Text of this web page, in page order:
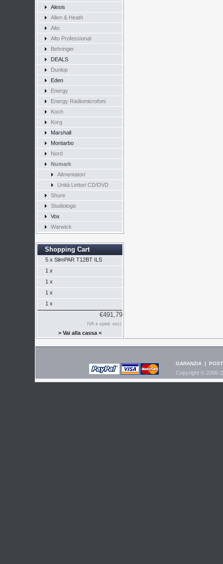
Alesis
Allen & Heath
Alto
Alto Professional
Behringer
DEALS
Dunlop
Eden
Energy
Energy Radiomicrofoni
Koch
Korg
Marshall
Montarbo
Nord
Numark
Alimentatori
Unità Lettori CD/DVD
Shure
Studiologic
Vox
Warwick
Shopping Cart
5 x SlimPAR T12BT ILS
1 x
1 x
1 x
1 x
€491,79
IVA e sped. escl.
> Vai alla cassa <
GARANZIA |
Copyright © 2006-